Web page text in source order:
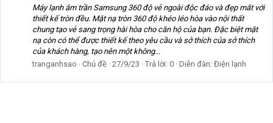
Máy lạnh âm trần Samsung 360 độ vẻ ngoài độc đáo và đẹp mắt với
thiết kế tròn đều. Mặt nạ tròn 360 độ khéo léo hòa vào nội thất
chung tạo vẻ sang trọng hài hòa cho căn hộ của bạn. Đặc biệt mặt
nạ còn có thể được thiết kế theo yêu cầu và sở thích của sở thích
của khách hàng, tạo nên một không...
tranganhsao
Chủ đề 27/9/23 Trả lời: 0 Diễn đàn: Điện lạnh